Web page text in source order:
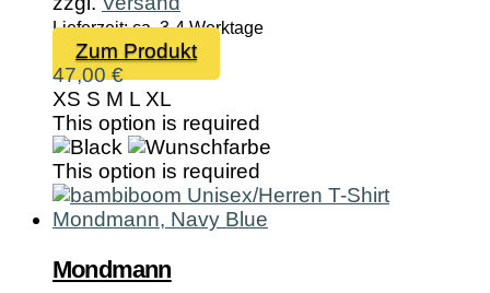
Lieferzeit: ca. 3-4 Werktage
Zum Produkt
Produkt
mehrere
Varianten
auf.
Die
Optionen
47,00€
XS S M L XL
This option is required
This option is required
Mondmann